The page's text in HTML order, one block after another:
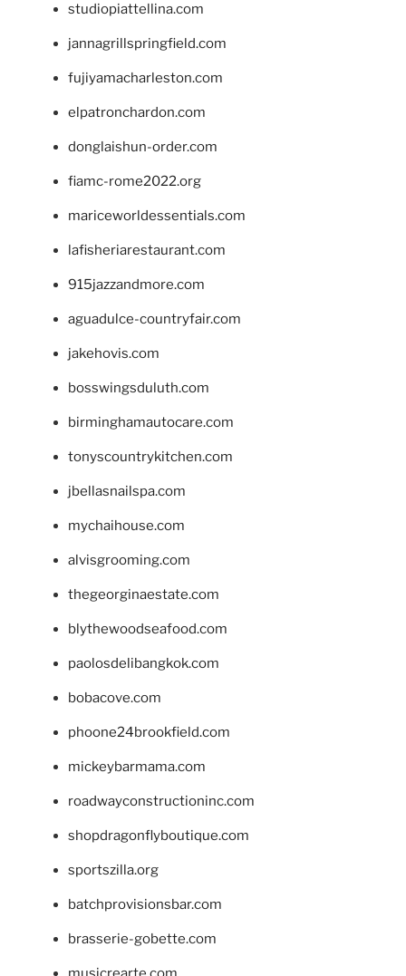
studiopiattellina.com
jannagrillspringfield.com
fujiyamacharleston.com
elpatronchardon.com
donglaishun-order.com
fiamc-rome2022.org
mariceworldessentials.com
lafisheriarestaurant.com
915jazzandmore.com
aguadulce-countryfair.com
jakehovis.com
bosswingsduluth.com
birminghamautocare.com
tonyscountrykitchen.com
jbellasnailspa.com
mychaihouse.com
alvisgrooming.com
thegeorginaestate.com
blythewoodseafood.com
paolosdelibangkok.com
bobacove.com
phoone24brookfield.com
mickeybarmama.com
roadwayconstructioninc.com
shopdragonflyboutique.com
sportszilla.org
batchprovisionsbar.com
brasserie-gobette.com